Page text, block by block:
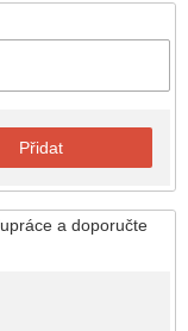
Přidat
a doporučte